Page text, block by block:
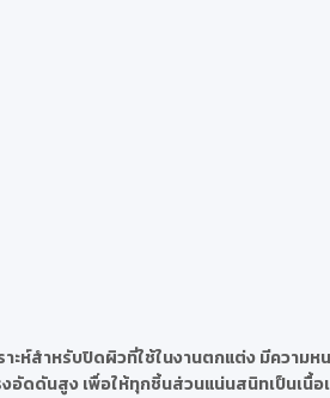
ะห์สำหรับปิดผิวที่ใช้ในงานตกแต่ง มีควา
อัดดันสูง เพื่อให้ทุกชิ้นส่วนแน่นสนิทเป็นเ